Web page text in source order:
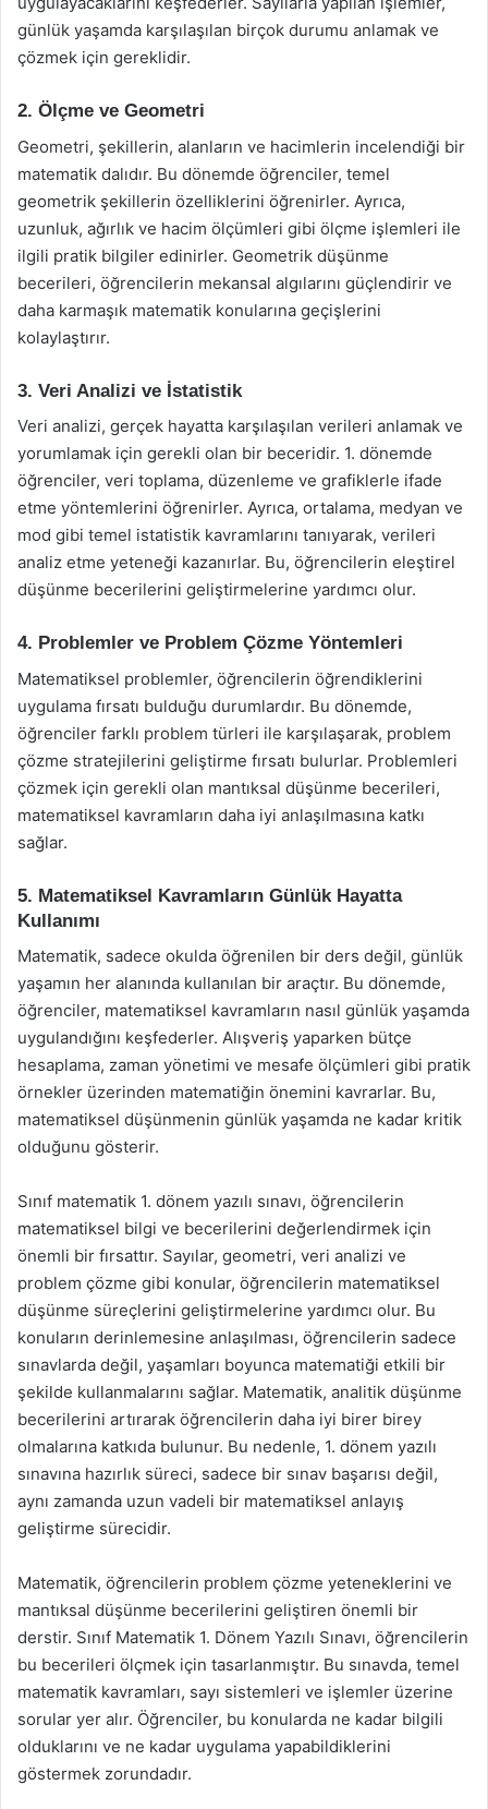
günlük yaşamda karşılaşılan birçok durumu anlamak ve
çözmek için gereklidir.
2. Ölçme ve Geometri
Geometri, şekillerin, alanların ve hacimlerin incelendiği bir
matematik dalıdır. Bu dönemde öğrenciler, temel
geometrik şekillerin özelliklerini öğrenirler. Ayrıca,
uzunluk, ağırlık ve hacim ölçümleri gibi ölçme işlemleri ile
ilgili pratik bilgiler edinirler. Geometrik düşünme
becerileri, öğrencilerin mekansal algılarını güçlendirir ve
daha karmaşık matematik konularına geçişlerini
kolaylaştırır.
3. Veri Analizi ve İstatistik
Veri analizi, gerçek hayatta karşılaşılan verileri anlamak ve
yorumlamak için gerekli olan bir beceridir. 1. dönemde
öğrenciler, veri toplama, düzenleme ve grafiklerle ifade
etme yöntemlerini öğrenirler. Ayrıca, ortalama, medyan ve
mod gibi temel istatistik kavramlarını tanıyarak, verileri
analiz etme yeteneği kazanırlar. Bu, öğrencilerin eleştirel
düşünme becerilerini geliştirmelerine yardımcı olur.
4. Problemler ve Problem Çözme Yöntemleri
Matematiksel problemler, öğrencilerin öğrendiklerini
uygulama fırsatı bulduğu durumlardır. Bu dönemde,
öğrenciler farklı problem türleri ile karşılaşarak, problem
çözme stratejilerini geliştirme fırsatı bulurlar. Problemleri
çözmek için gerekli olan mantıksal düşünme becerileri,
matematiksel kavramların daha iyi anlaşılmasına katkı
sağlar.
5. Matematiksel Kavramların Günlük Hayatta
Kullanımı
Matematik, sadece okulda öğrenilen bir ders değil, günlük
yaşamın her alanında kullanılan bir araçtır. Bu dönemde,
öğrenciler, matematiksel kavramların nasıl günlük yaşamda
uygulandığını keşfederler. Alışveriş yaparken bütçe
hesaplama, zaman yönetimi ve mesafe ölçümleri gibi pratik
örnekler üzerinden matematiğin önemini kavrarlar. Bu,
matematiksel düşünmenin günlük yaşamda ne kadar kritik
olduğunu gösterir.
Sınıf matematik 1. dönem yazılı sınavı, öğrencilerin
matematiksel bilgi ve becerilerini değerlendirmek için
önemli bir fırsattır. Sayılar, geometri, veri analizi ve
problem çözme gibi konular, öğrencilerin matematiksel
düşünme süreçlerini geliştirmelerine yardımcı olur. Bu
konuların derinlemesine anlaşılması, öğrencilerin sadece
sınavlarda değil, yaşamları boyunca matematiği etkili bir
şekilde kullanmalarını sağlar. Matematik, analitik düşünme
becerilerini artırarak öğrencilerin daha iyi birer birey
olmalarına katkıda bulunur. Bu nedenle, 1. dönem yazılı
sınavına hazırlık süreci, sadece bir sınav başarısı değil,
aynı zamanda uzun vadeli bir matematiksel anlayış
geliştirme sürecidir.
Matematik, öğrencilerin problem çözme yeteneklerini ve
mantıksal düşünme becerilerini geliştiren önemli bir
derstir. Sınıf Matematik 1. Dönem Yazılı Sınavı, öğrencilerin
bu becerileri ölçmek için tasarlanmıştır. Bu sınavda, temel
matematik kavramları, sayı sistemleri ve işlemler üzerine
sorular yer alır. Öğrenciler, bu konularda ne kadar bilgili
olduklarını ve ne kadar uygulama yapabildiklerini
göstermek zorundadır.